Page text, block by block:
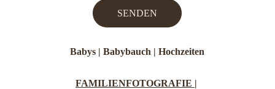
Babys | Babybauch | Hochzeiten
FAMILIENFOTOGRAFIE |
SENDEN